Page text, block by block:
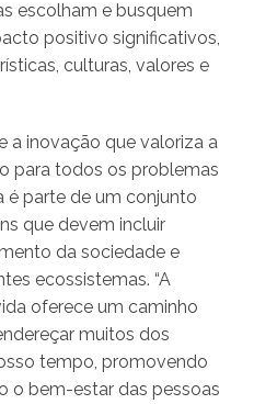
escolham e busquem
positivo significativos,
culturas, valores e
a inovação que valoriza a
para todos os problemas
é parte de um conjunto
que devem incluir
da sociedade e
ecossistemas. “A
oferece um caminho
muitos dos
tempo, promovendo
o bem-estar das pessoas